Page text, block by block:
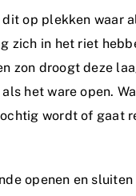
op plekken waar
zich in het riet
zon droogt deze
het ware open.
wordt of gaat
openen en